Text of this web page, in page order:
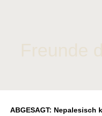
ABGESAGT: Nepalesisch